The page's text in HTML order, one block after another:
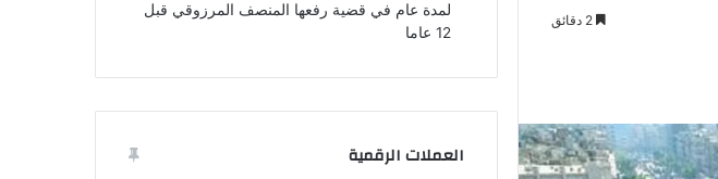
لمدة عام في قضية رفعها المنصف المرزوقي قبل
12 عاما
العملات الرقمية